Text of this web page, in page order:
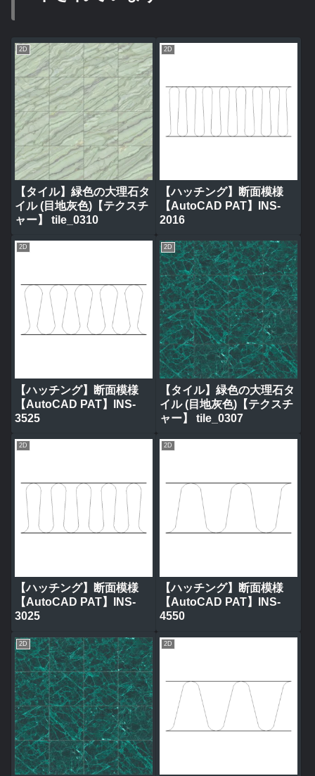
2D
【タイル】緑色の大理石タ
イル (目地灰色)【テクスチ
ャー】 tile_0310
2D
【ハッチング】断面模様
【AutoCAD PAT】INS-
2016
2D
【ハッチング】断面模様
【AutoCAD PAT】INS-
3525
2D
【タイル】緑色の大理石タ
イル (目地灰色)【テクスチ
ャー】 tile_0307
2D
【ハッチング】断面模様
【AutoCAD PAT】INS-
3025
2D
【ハッチング】断面模様
【AutoCAD PAT】INS-
4550
2D 2D